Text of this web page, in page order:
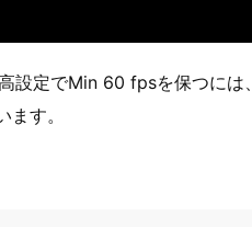
設定でMin 60 fpsを保つには、
す。